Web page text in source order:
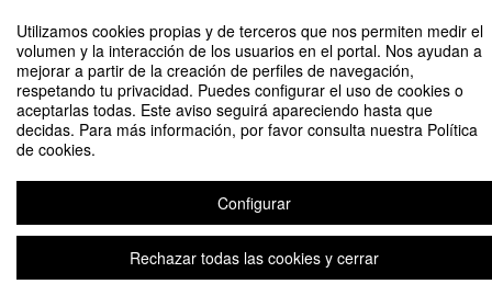
Utilizamos cookies propias y de terceros que nos permiten medir el
volumen y la interacción de los usuarios en el portal. Nos ayudan a
mejorar a partir de la creación de perfiles de navegación,
respetando tu privacidad. Puedes configurar el uso de cookies o
aceptarlas todas. Este aviso seguirá apareciendo hasta que
decidas. Para más información, por favor consulta nuestra Política
de cookies.
Configurar
Rechazar todas las cookies y cerrar
El cuerpo humano visto a nivel microscópico
Organizado por Unidad de Cultura Científica y de la Innovación (UCC+I)
Aviso legal|Contacto
Plataforma de organización de eventos Symposium
Copyright © 2026